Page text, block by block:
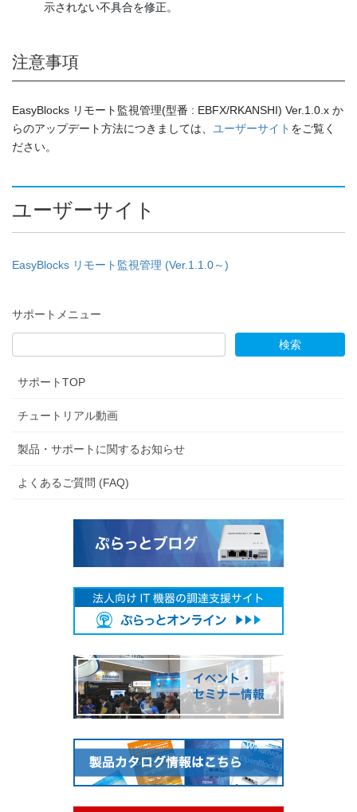
示されない不具合を修正。
注意事項
EasyBlocks リモート監視管理(型番 : EBFX/RKANSHI) Ver.1.0.x か
らのアップデート方法につきましては、 ユーザーサイト をご覧く
ださい。
ユーザーサイト
EasyBlocks リモート監視管理 (Ver.1.1.0～)
サポートメニュー
サポートTOP
チュートリアル動画
製品・サポートに関するお知らせ
よくあるご質問 (FAQ)